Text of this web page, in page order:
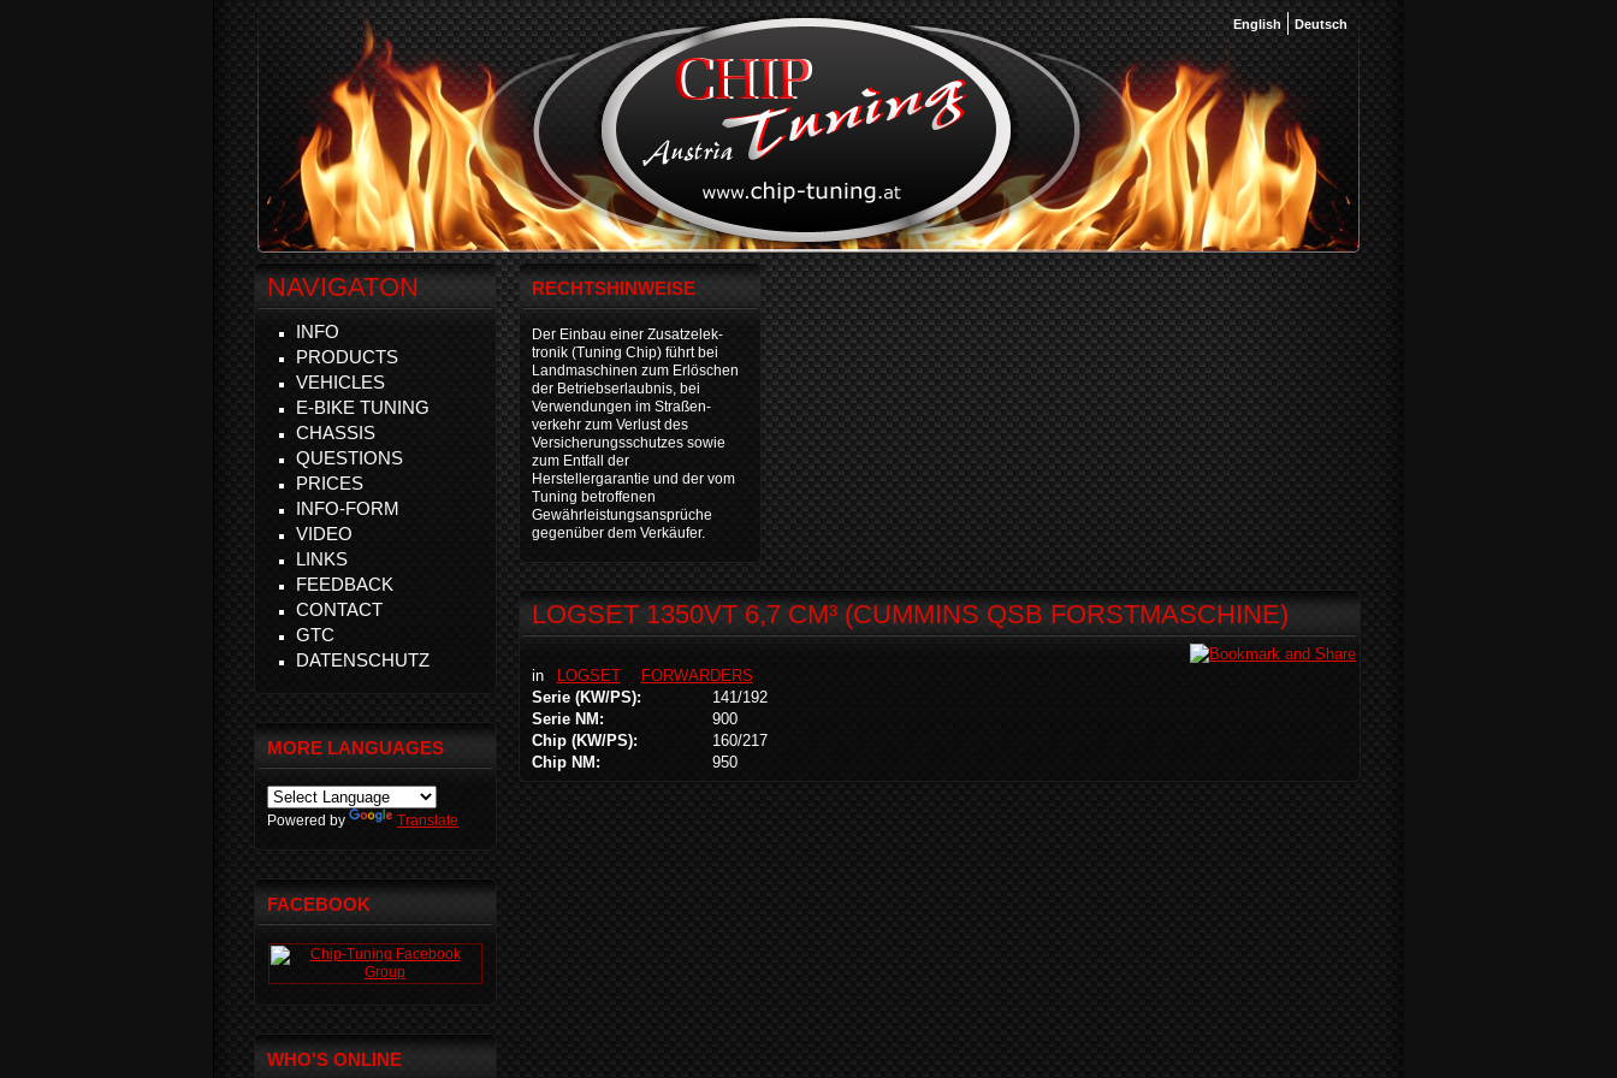
English Deutsch
RECHTSHINWEISE
Der Einbau einer Zusatzelek-
tronik (Tuning Chip) führt bei
Landmaschinen zum Erlöschen
der Betriebserlaubnis, bei
Verwendungen im Straßen-
verkehr zum Verlust des
Versicherungsschutzes sowie
zum Entfall der
Herstellergarantie und der vom
Tuning betroffenen
Gewährleistungsansprüche
gegenüber dem Verkäufer.
LOGSET 1350VT 6,7 CM³ (CUMMINS QSB FORSTMASCHINE)
in LOGSET
FORWARDERS
Serie (KW/PS):
141/192
Serie NM:
900
Chip (KW/PS):
160/217
Chip NM:
950
NAVIGATON
INFO
PRODUCTS
VEHICLES
E-BIKE TUNING
CHASSIS
QUESTIONS
PRICES
INFO-FORM
VIDEO
LINKS
FEEDBACK
CONTACT
GTC
DATENSCHUTZ
MORE LANGUAGES
Powered by Translate
FACEBOOK
WHO'S ONLINE